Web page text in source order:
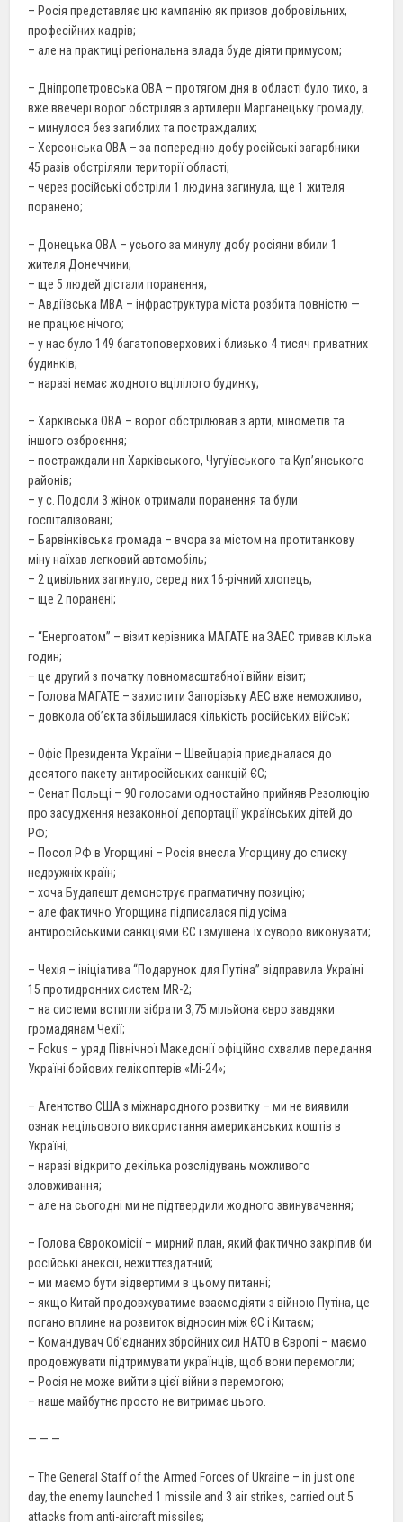
– Росія представляє цю кампанію як призов добровільних,
професійних кадрів;
– але на практиці регіональна влада буде діяти примусом;
– Дніпропетровська ОВА – протягом дня в області було тихо, а
вже ввечері ворог обстріляв з артилерії Марганецьку громаду;
– минулося без загиблих та постраждалих;
– Херсонська ОВА – за попередню добу російські загарбники
45 разів обстріляли території області;
– через російські обстріли 1 людина загинула, ще 1 жителя
поранено;
– Донецька ОВА – усього за минулу добу росіяни вбили 1
жителя Донеччини;
– ще 5 людей дістали поранення;
– Авдіївська МВА – інфраструктура міста розбита повністю —
не працює нічого;
– у нас було 149 багатоповерхових і близько 4 тисяч приватних
будинків;
– наразі немає жодного вцілілого будинку;
– Харківська ОВА – ворог обстрілював з арти, мінометів та
іншого озброєння;
– постраждали нп Харківського, Чугуївського та Куп’янського
районів;
– у с. Подоли 3 жінок отримали поранення та були
госпіталізовані;
– Барвінківська громада – вчора за містом на протитанкову
міну наїхав легковий автомобіль;
– 2 цивільних загинуло, серед них 16-річний хлопець;
– ще 2 поранені;
– “Енергоатом” – візит керівника МАГАТЕ на ЗАЕС тривав кілька
годин;
– це другий з початку повномасштабної війни візит;
– Голова МАГАТЕ – захистити Запорізьку АЕС вже неможливо;
– довкола об’єкта збільшилася кількість російських військ;
– Офіс Президента України – Швейцарія приєдналася до
десятого пакету антиросійських санкцій ЄС;
– Сенат Польщі – 90 голосами одностайно прийняв Резолюцію
про засудження незаконної депортації українських дітей до
РФ;
– Посол РФ в Угорщині – Росія внесла Угорщину до списку
недружніх країн;
– хоча Будапешт демонструє прагматичну позицію;
– але фактично Угорщина підписалася під усіма
антиросійськими санкціями ЄС і змушена їх суворо виконувати;
– Чехія – ініціатива “Подарунок для Путіна” відправила Україні
15 протидронних систем MR-2;
– на системи встигли зібрати 3,75 мільйона євро завдяки
громадянам Чехії;
– Fokus – уряд Північної Македонії офіційно схвалив передання
Україні бойових гелікоптерів «Мі-24»;
– Агентство США з міжнародного розвитку – ми не виявили
ознак нецільового використання американських коштів в
Україні;
– наразі відкрито декілька розслідувань можливого
зловживання;
– але на сьогодні ми не підтвердили жодного звинувачення;
– Голова Єврокомісії – мирний план, який фактично закріпив би
російські анексії, нежиттєздатний;
– ми маємо бути відвертими в цьому питанні;
– якщо Китай продовжуватиме взаємодіяти з війною Путіна, це
погано вплине на розвиток відносин між ЄС і Китаєм;
– Командувач Об’єднаних збройних сил НАТО в Європі – маємо
продовжувати підтримувати українців, щоб вони перемогли;
– Росія не може вийти з цієї війни з перемогою;
– наше майбутнє просто не витримає цього.
— — —
– The General Staff of the Armed Forces of Ukraine – in just one
day, the enemy launched 1 missile and 3 air strikes, carried out 5
attacks from anti-aircraft missiles;